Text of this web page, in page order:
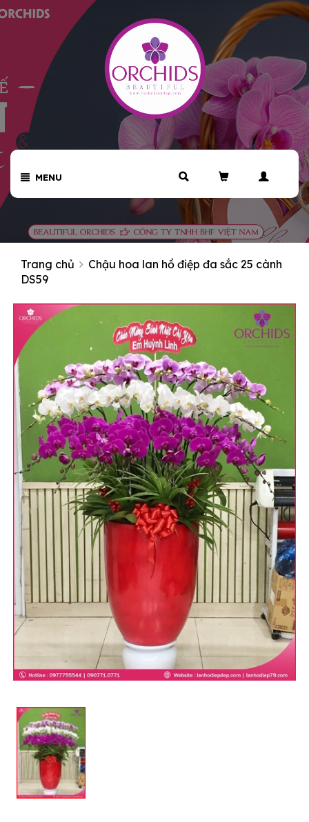
MENU
Trang chủ
Chậu hoa lan hồ điệp đa sắc 25 cành
DS59